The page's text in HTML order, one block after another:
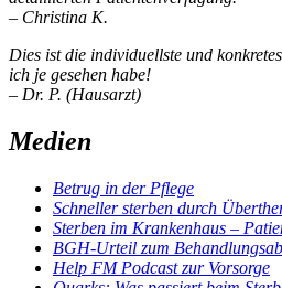
– Christina K.
Dies ist die individuellste und
ich je gesehen habe!
– Dr. P. (Hausarzt)
Medien
Betrug in der Pflege
Schneller sterben durch
Sterben im Krankenhaus –
BGH-Urteil zum
Help FM Podcast zur Vorsorge